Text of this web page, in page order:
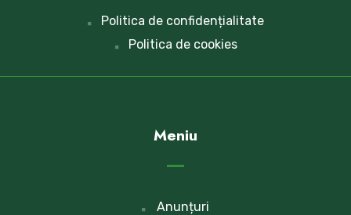
Politica de confidențialitate
Politica de cookies
Meniu
Anunțuri